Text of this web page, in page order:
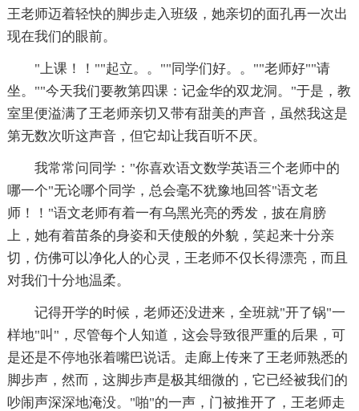
王老师迈着轻快的脚步走入班级，她亲切的面孔再一次出
现在我们的眼前。
"上课！！""起立。。""同学们好。。""老师好""请
坐。""今天我们要教第四课：记金华的双龙洞。"于是，教
室里便溢满了王老师亲切又带有甜美的声音，虽然我这是
第无数次听这声音，但它却让我百听不厌。
我常常问同学："你喜欢语文数学英语三个老师中的
哪一个"无论哪个同学，总会毫不犹豫地回答"语文老
师！！"语文老师有着一有乌黑光亮的秀发，披在肩膀
上，她有着苗条的身姿和天使般的外貌，笑起来十分亲
切，仿佛可以净化人的心灵，王老师不仅长得漂亮，而且
对我们十分地温柔。
记得开学的时候，老师还没进来，全班就"开了锅"一
样地"叫"，尽管每个人知道，这会导致很严重的后果，可
是还是不停地张着嘴巴说话。走廊上传来了王老师熟悉的
脚步声，然而，这脚步声是极其细微的，它已经被我们的
吵闹声深深地淹没。"啪"的一声，门被推开了，王老师走